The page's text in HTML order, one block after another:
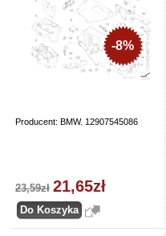
Producent: BMW. 12907545086
-8%
23,59zł 21,65zł